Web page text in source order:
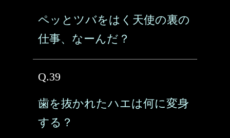
ペッとツバをはく天使の裏の
仕事、なーんだ？
Q.39
歯を抜かれたハエは何に変身
する？